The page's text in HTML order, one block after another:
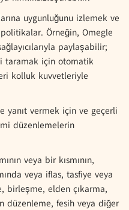
uygunluğunu izlemek ve
Örneğin, Omegle
paylaşabilir;
taramak için otomatik
kolluk kuvvetleriyle
yanıt vermek için ve geçerli
düzenlemelerin
veya bir kısmının,
veya iflas, tasfiye veya
birleşme, elden çıkarma,
düzenleme, fesih veya diğer